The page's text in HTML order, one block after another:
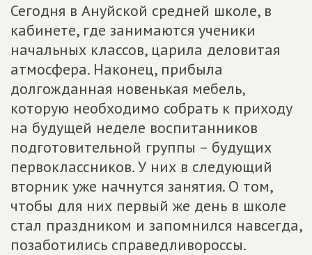
Сегодня в Ануйской средней школе, в
кабинете, где занимаются ученики
начальных классов, царила деловитая
атмосфера. Наконец, прибыла
долгожданная новенькая мебель,
которую необходимо собрать к приходу
на будущей неделе воспитанников
подготовительной группы – будущих
первоклассников. У них в следующий
вторник уже начнутся занятия. О том,
чтобы для них первый же день в школе
стал праздником и запомнился навсегда,
позаботились справедливороссы.